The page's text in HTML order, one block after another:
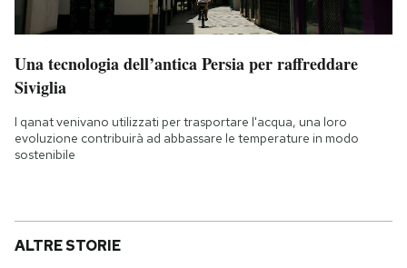
Una tecnologia dell’antica Persia per raffreddare
Siviglia
I qanat venivano utilizzati per trasportare l'acqua, una loro
evoluzione contribuirà ad abbassare le temperature in modo
sostenibile
ALTRE STORIE